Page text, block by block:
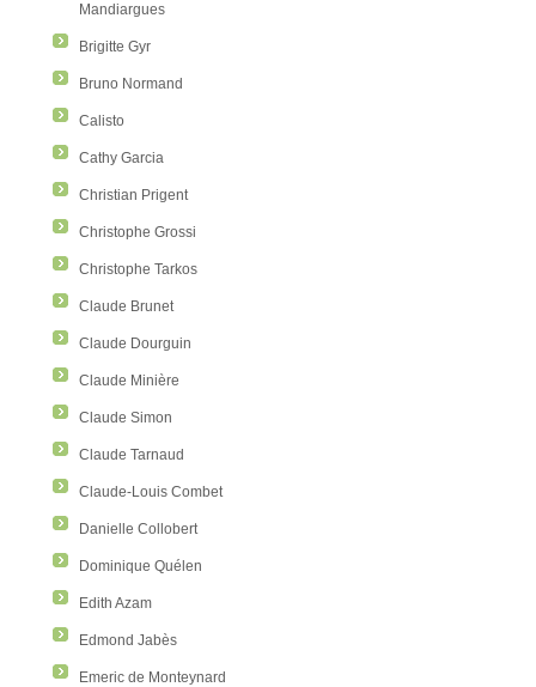
Mandiargues
Brigitte Gyr
Bruno Normand
Calisto
Cathy Garcia
Christian Prigent
Christophe Grossi
Christophe Tarkos
Claude Brunet
Claude Dourguin
Claude Minière
Claude Simon
Claude Tarnaud
Claude-Louis Combet
Danielle Collobert
Dominique Quélen
Edith Azam
Edmond Jabès
Emeric de Monteynard